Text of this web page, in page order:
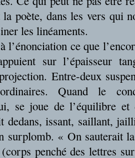
poète, dans les vers qui
les linéaments.
l’énonciation ce que
sur l’épaisseur
Entre-deux
Quand le
se joue de l’équilibre
dedans, issant, saillant,
surplomb. « On sauterait
penché des lettres